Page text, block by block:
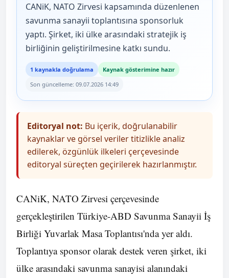
CANiK, NATO Zirvesi kapsamında düzenlenen
savunma sanayii toplantısına sponsorluk
yaptı. Şirket, iki ülke arasındaki stratejik iş
birliğinin geliştirilmesine katkı sundu.
1 kaynakla doğrulama
Kaynak gösterimine hazır
Son güncelleme: 09.07.2026 14:49
Editoryal not: Bu içerik, doğrulanabilir
kaynaklar ve görsel veriler titizlikle analiz
edilerek, özgünlük ilkeleri çerçevesinde
editoryal süreçten geçirilerek hazırlanmıştır.
CANiK, NATO Zirvesi çerçevesinde
gerçekleştirilen Türkiye-ABD Savunma Sanayii İş
Birliği Yuvarlak Masa Toplantısı'nda yer aldı.
Toplantıya sponsor olarak destek veren şirket, iki
ülke arasındaki savunma sanayisi alanındaki